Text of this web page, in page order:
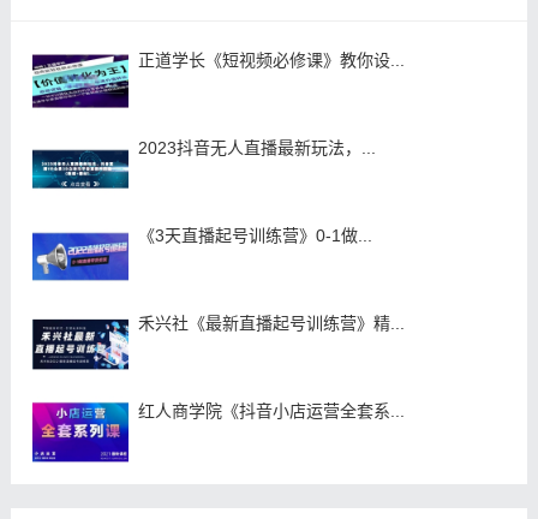
正道学长《短视频必修课》教你设...
2023抖音无人直播最新玩法，...
《3天直播起号训练营》0-1做...
禾兴社《最新直播起号训练营》精...
红人商学院《抖音小店运营全套系...